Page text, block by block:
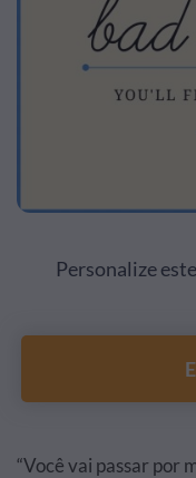
Personalize
“Você vai passar por